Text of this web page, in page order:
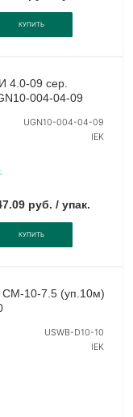
КУПИТЬ
4.0-09 сер.
004-04-09
UGN10-004-04-09
IEK
руб. / упак.
КУПИТЬ
СМ-10-7.5 (уп.10м)
USWB-D10-10
IEK